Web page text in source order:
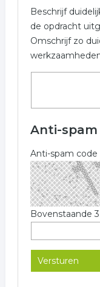
Beschrijf
de opdracht
Omschrijf zo
Anti-spam
Anti-spam code
Bovenstaande